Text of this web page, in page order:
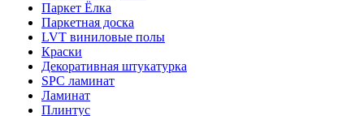
Паркет Ёлка
Паркетная доска
LVT виниловые полы
Краски
Декоративная штукатурка
SPC ламинат
Ламинат
Плинтус